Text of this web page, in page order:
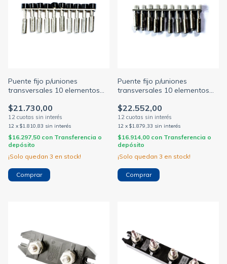
Puente fijo p/uniones
transversales 10 elementos
06/bpn
$21.730,00
12 x $1.810,83 sin interés
$16.297,50 con Transferencia o
depósito
¡Solo quedan 3 en stock!
Puente fijo p/uniones
transversales 10 elementos
08/bpn
$22.552,00
12 x $1.879,33 sin interés
$16.914,00 con Transferencia o
depósito
¡Solo quedan 3 en stock!